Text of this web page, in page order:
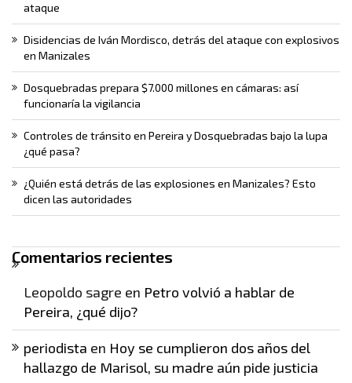
ataque
Disidencias de Iván Mordisco, detrás del ataque con explosivos
en Manizales
Dosquebradas prepara $7.000 millones en cámaras: así
funcionaría la vigilancia
Controles de tránsito en Pereira y Dosquebradas bajo la lupa
¿qué pasa?
¿Quién está detrás de las explosiones en Manizales? Esto
dicen las autoridades
Comentarios recientes
Leopoldo sagre en Petro volvió a hablar de
Pereira, ¿qué dijo?
periodista en Hoy se cumplieron dos años del
hallazgo de Marisol, su madre aún pide justicia